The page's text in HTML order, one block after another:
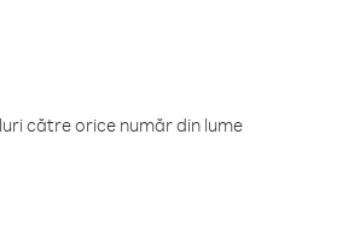
către orice număr din lume